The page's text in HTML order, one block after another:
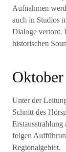
Aufnahmen
auch in Studios
Dialoge vertont.
historischen
Unter der
Schnitt des
folgen
Regionalgebiet.